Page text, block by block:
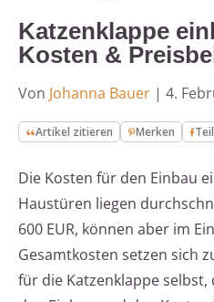
Katzenklappe
Kosten &
Von Johanna Bauer | 4.
Artikel zitieren Merken
Die Kosten für den Einbau
Haustüren liegen
600 EUR, können aber im
Gesamtkosten setzen sich
für die Katzenklappe